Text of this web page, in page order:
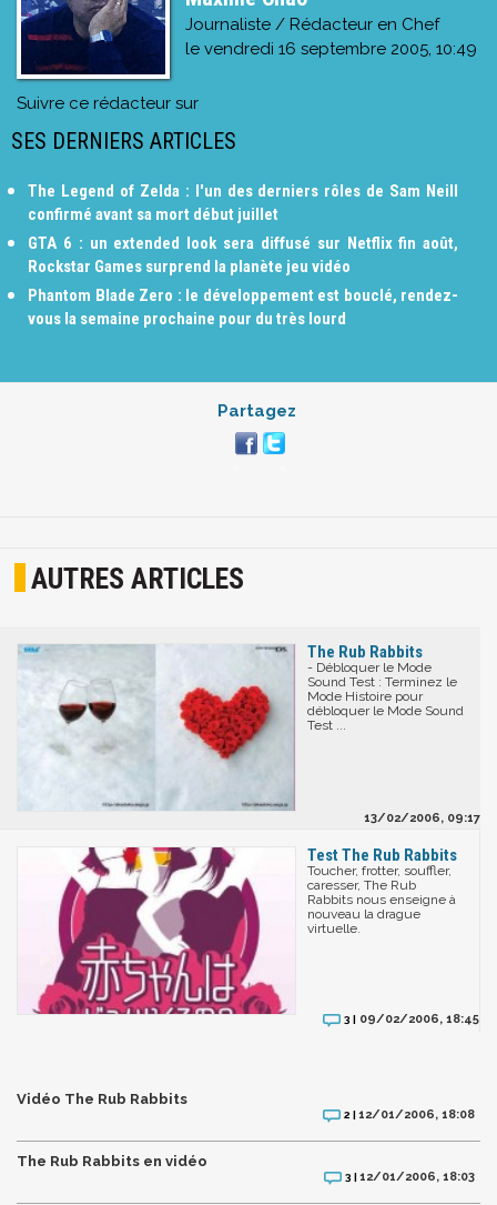
Journaliste / Rédacteur en Chef
le vendredi 16 septembre 2005, 10:49
Suivre ce rédacteur sur
SES DERNIERS ARTICLES
The Legend of Zelda : l'un des derniers rôles de Sam Neill
confirmé avant sa mort début juillet
GTA 6 : un extended look sera diffusé sur Netflix fin août,
Rockstar Games surprend la planète jeu vidéo
Phantom Blade Zero : le développement est bouclé, rendez-
vous la semaine prochaine pour du très lourd
Partagez
AUTRES ARTICLES
The Rub Rabbits
- Débloquer le Mode
Sound Test : Terminez le
Mode Histoire pour
débloquer le Mode Sound
Test ...
13/02/2006, 09:17
Test The Rub Rabbits
Toucher, frotter, souffler,
caresser, The Rub
Rabbits nous enseigne à
nouveau la drague
virtuelle.
3 | 09/02/2006, 18:45
Vidéo The Rub Rabbits
2 |12/01/2006, 18:08
The Rub Rabbits en vidéo
3 |12/01/2006, 18:03